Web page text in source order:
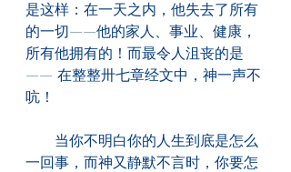
是这样：在一天之内，他失去了所有
的一切——他的家人、事业、健康，
所有他拥有的！而最令人沮丧的是
—— 在整整卅七章经文中，神一声不
吭！
当你不明白你的人生到底是怎么
一回事，而神又静默不言时，你要怎